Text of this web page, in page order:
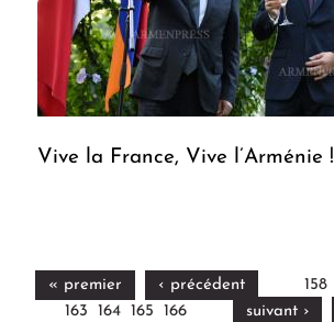
Vive la France, Vive l’Arménie !
« premier ‹ précédent 158
163
164 165 166 suivant ›